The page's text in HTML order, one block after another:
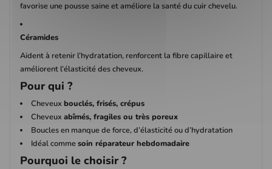
favorise une pousse saine et améliore la santé du cuir chevelu.
Céramides
Aident à retenir l’hydratation, renforcent la fibre capillaire et
améliorent l’élasticité des cheveux.
Pour qui ?
Cheveux bouclés, frisés, crépus
Cheveux abîmés, fragiles ou très poreux
Boucles en manque de force, d’élasticité ou d’hydratation
Idéal commesoin réparateur hebdomadaire
Pourquoi le choisir ?